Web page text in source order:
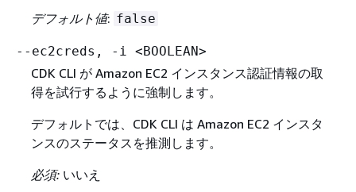
デフォルト値: false
--ec2creds, -i <BOOLEAN>
CDK CLI が Amazon EC2 インスタンス認証情報の取
得を試行するように強制します。
デフォルトでは、CDK CLI は Amazon EC2 インスタ
ンスのステータスを推測します。
必須:いいえ